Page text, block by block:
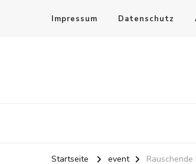
Impressum Datenschutz
Startseite event